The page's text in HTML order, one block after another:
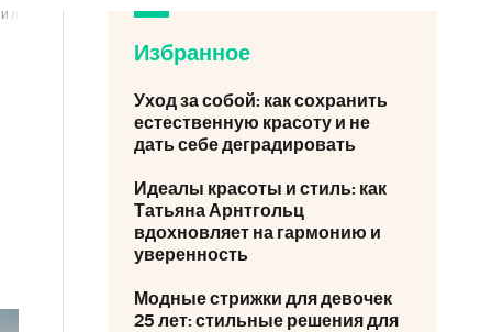
личные финансы
Избранное
Уход за собой: как сохранить
естественную красоту и не
дать себе деградировать
Идеалы красоты и стиль: как
Татьяна Арнтгольц
вдохновляет на гармонию и
уверенность
Модные стрижки для девочек
25 лет: стильные решения для